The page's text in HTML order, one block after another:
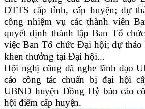
DTTS cấp tỉnh, cấp huyện; dự
công nhiệm vụ các thành viên
quyết định thành lập Ban Tổ
việc Ban Tổ chức Đại hội; dự thảo
khen thưởng tại Đại hội...
Hội nghị cũng đã nghe lãnh đạo
cáo công tác chuẩn bịđại hội
UBND huyện Đồng Hỷ báo cáo
hội điểm cấp huyện.